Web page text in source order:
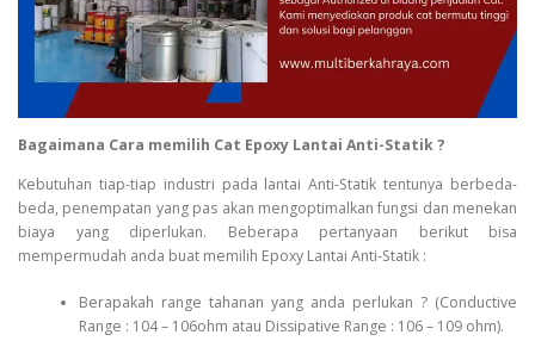
Bagaimana Cara memilih Cat Epoxy Lantai Anti-Statik ?
Kebutuhan tiap-tiap industri pada lantai Anti-Statik tentunya berbeda-
beda, penempatan yang pas akan mengoptimalkan fungsi dan menekan
biaya yang diperlukan. Beberapa pertanyaan berikut bisa
mempermudah anda buat memilih Epoxy Lantai Anti-Statik :
Berapakah range tahanan yang anda perlukan ? (Conductive
Range : 104 – 106ohm atau Dissipative Range : 106 – 109 ohm).